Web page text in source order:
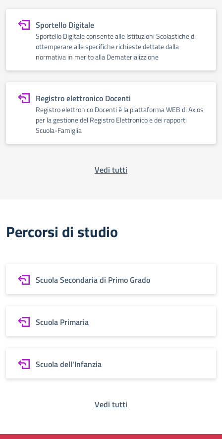
Sportello Digitale
Sportello Digitale consente alle Istituzioni Scolastiche di
ottemperare alle specifiche richieste dettate dalla
normativa in merito alla Dematerializzione
Registro elettronico Docenti
Registro elettronico Docenti è la piattaforma WEB di Axios
per la gestione del Registro Elettronico e dei rapporti
Scuola-Famiglia
Vedi tutti
Percorsi di studio
Scuola Secondaria di Primo Grado
Scuola Primaria
Scuola dell'Infanzia
Vedi tutti